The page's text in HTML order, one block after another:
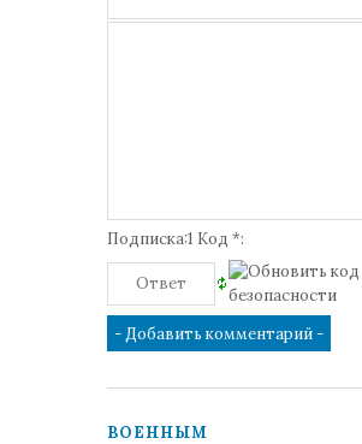
Подписка:1 Код *:
ВОЕННЫМ